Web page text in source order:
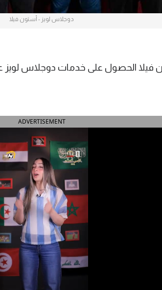
دوجلاس لويز - أستون فيلا
فيلا الحصول على خدمات دوجلاس لويز
ADVERTISEMENT